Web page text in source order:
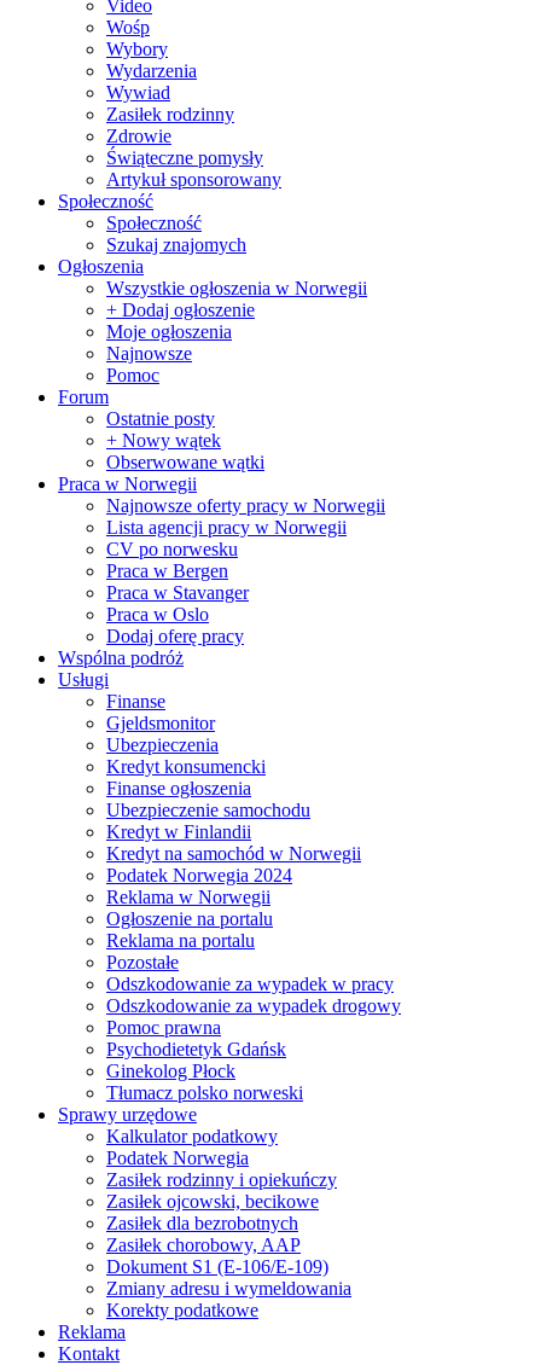
Video
Wośp
Wybory
Wydarzenia
Wywiad
Zasiłek rodzinny
Zdrowie
Świąteczne pomysły
Artykuł sponsorowany
Społeczność
Społeczność
Szukaj znajomych
Ogłoszenia
Wszystkie ogłoszenia w Norwegii
+ Dodaj ogłoszenie
Moje ogłoszenia
Najnowsze
Pomoc
Forum
Ostatnie posty
+ Nowy wątek
Obserwowane wątki
Praca w Norwegii
Najnowsze oferty pracy w Norwegii
Lista agencji pracy w Norwegii
CV po norwesku
Praca w Bergen
Praca w Stavanger
Praca w Oslo
Dodaj oferę pracy
Wspólna podróż
Usługi
Finanse
Gjeldsmonitor
Ubezpieczenia
Kredyt konsumencki
Finanse ogłoszenia
Ubezpieczenie samochodu
Kredyt w Finlandii
Kredyt na samochód w Norwegii
Podatek Norwegia 2024
Reklama w Norwegii
Ogłoszenie na portalu
Reklama na portalu
Pozostałe
Odszkodowanie za wypadek w pracy
Odszkodowanie za wypadek drogowy
Pomoc prawna
Psychodietetyk Gdańsk
Ginekolog Płock
Tłumacz polsko norweski
Sprawy urzędowe
Kalkulator podatkowy
Podatek Norwegia
Zasiłek rodzinny i opiekuńczy
Zasiłek ojcowski, becikowe
Zasiłek dla bezrobotnych
Zasiłek chorobowy, AAP
Dokument S1 (E-106/E-109)
Zmiany adresu i wymeldowania
Korekty podatkowe
Reklama
Kontakt